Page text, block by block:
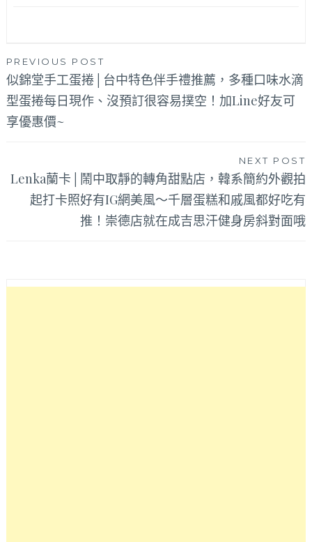
文
章
導
PREVIOUS POST
似錦堂手工蛋捲│台中特色伴手禮推薦，多種口味水滴
型蛋捲每日現作、沒預訂很容易撲空！加Line好友可
享優惠價~
NEXT POST
Lenka蘭卡│鬧中取靜的轉角甜點店，韓系簡約外觀拍
起打卡照好有IG網美風～千層蛋糕和戚風都好吃有
推！崇德店就在成吉思汗健身房斜對面哦